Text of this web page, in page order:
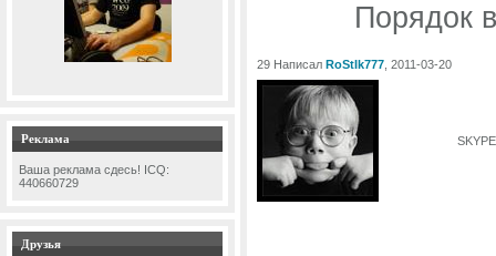
Реклама
Ваша реклама сдесь! ICQ:
440660729
Друзья
Порядок
29 Написал RoStIk777 , 2011-03-20